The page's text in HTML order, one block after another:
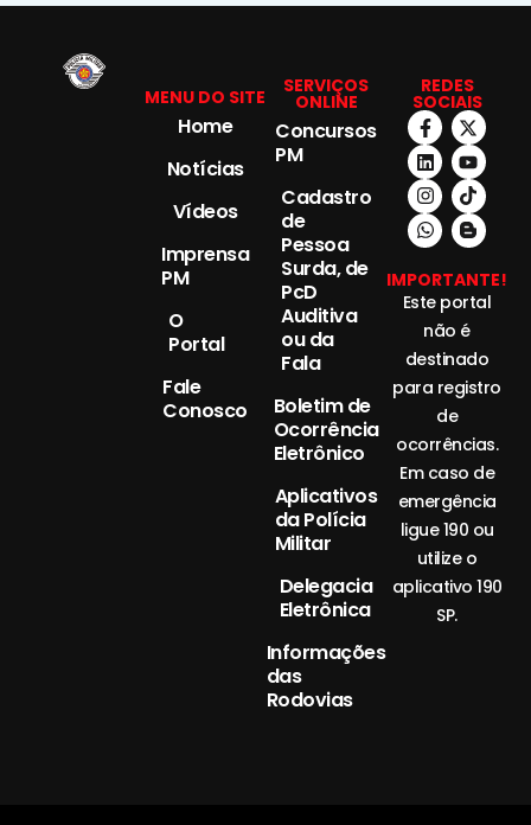
MENU DO SITE
Home
Notícias
Vídeos
Imprensa
PM
O
Portal
Fale
Conosco
SERVIÇOS
ONLINE
Concursos
PM
Cadastro
de
Pessoa
Surda, de
PcD
Auditiva
ou da
Fala
Boletim de
Ocorrência
Eletrônico
Aplicativos
da Polícia
Militar
Delegacia
Eletrônica
Informações
das
Rodovias
REDES
SOCIAIS
IMPORTANTE!
Este portal
não é
destinado
para registro
de
ocorrências.
Em caso de
emergência
ligue 190 ou
utilize o
aplicativo 190
SP.